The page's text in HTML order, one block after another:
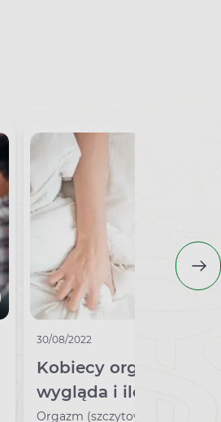
30/08/2022
Kobiecy orgazm – jak
wygląda i ile trwa?
orgazmów
Orgazm (szczytowanie) to